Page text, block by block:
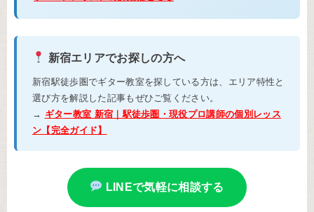
新宿エリアでお探しの方へ
新宿駅徒歩圏でギター教室を探している方は、エリア特性と
選び方を解説した記事もぜひご覧ください。
→ ギター教室 新宿｜駅徒歩圏・現役プロ講師の個別レッス
ン【完全ガイド】
LINEで気軽に相談する